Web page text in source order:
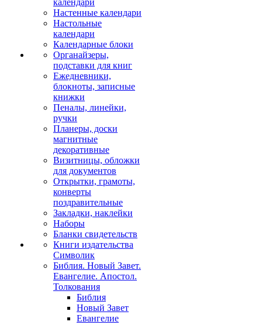
календари
Настенные календари
Настольные
календари
Календарные блоки
Органайзеры,
подставки для книг
Ежедневники,
блокноты, записные
книжки
Пеналы, линейки,
ручки
Планеры, доски
магнитные
декоративные
Визитницы, обложки
для документов
Открытки, грамоты,
конверты
поздравительные
Закладки, наклейки
Наборы
Бланки свидетельств
Книги издательства
Символик
Библия. Новый Завет.
Евангелие. Апостол.
Толкования
Библия
Новый Завет
Евангелие